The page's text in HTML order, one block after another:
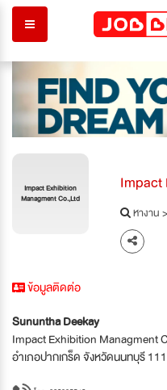
Impact Exhibition
Managment Co.,Ltd
Impact
หางาน
ข้อมูลติดต่อ
Sununtha Deekay
Impact Exhibition Managment
อำเภอปากเกร็ด จังหวัดนนทบุรี